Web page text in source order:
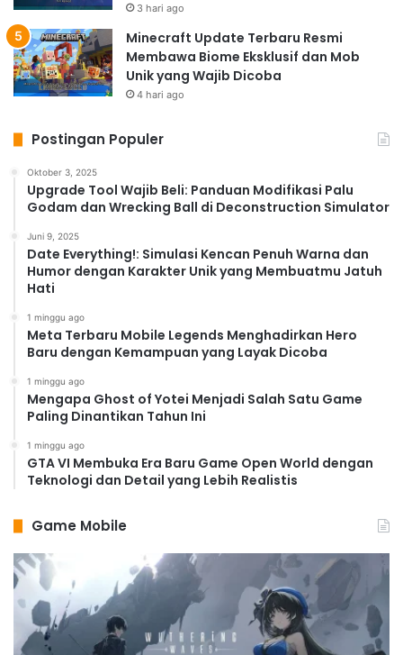
3 hari ago
Minecraft Update Terbaru Resmi
Membawa Biome Eksklusif dan Mob
Unik yang Wajib Dicoba
4 hari ago
Postingan Populer
Oktober 3, 2025
Upgrade Tool Wajib Beli: Panduan Modifikasi Palu
Godam dan Wrecking Ball di Deconstruction Simulator
Juni 9, 2025
Date Everything!: Simulasi Kencan Penuh Warna dan
Humor dengan Karakter Unik yang Membuatmu Jatuh
Hati
1 minggu ago
Meta Terbaru Mobile Legends Menghadirkan Hero
Baru dengan Kemampuan yang Layak Dicoba
1 minggu ago
Mengapa Ghost of Yotei Menjadi Salah Satu Game
Paling Dinantikan Tahun Ini
1 minggu ago
GTA VI Membuka Era Baru Game Open World dengan
Teknologi dan Detail yang Lebih Realistis
Game Mobile